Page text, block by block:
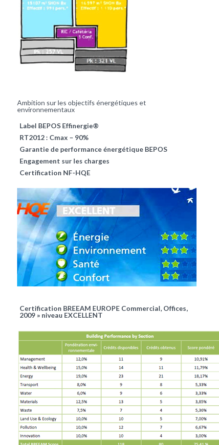
Ambition sur les objectifs énergétiques et
environnementaux
Label BEPOS Effinergie®
RT2012 : Cmax – 90%
Garantie de performance énergétique BEPOS
Engagement sur les charges
Certification NF-HQE
Certification BREEAM EUROPE Commercial, Offices,
2009 » niveau EXCELLENT